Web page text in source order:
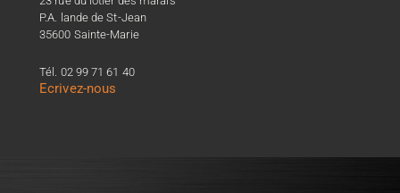
P.A. lande de St-Jean
35600 Sainte-Marie
Tél. 02 99 71 61 40
Ecrivez-nous